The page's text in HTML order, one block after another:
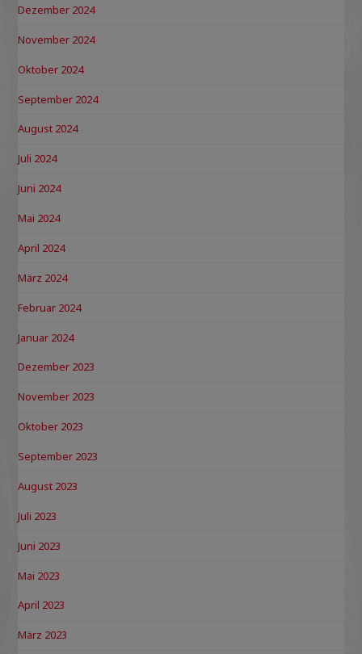
Dezember 2024
November 2024
Oktober 2024
September 2024
August 2024
Juli 2024
Juni 2024
Mai 2024
April 2024
März 2024
Februar 2024
Januar 2024
Dezember 2023
November 2023
Oktober 2023
September 2023
August 2023
Juli 2023
Juni 2023
Mai 2023
April 2023
März 2023